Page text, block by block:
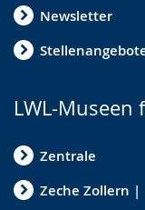
Newsletter
LWL-
Zentrale
Zeche Zollern